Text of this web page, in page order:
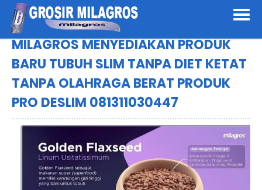
BARAND ANDA
Deskripsi Singkat Saja
MILAGROS MENYEDIAKAN PRODUK
BARU TUBUH SLIM TANPA DIET KETAT
TANPA OLAHRAGA BERAT PRODUK
PRO DESLIM 081311030447